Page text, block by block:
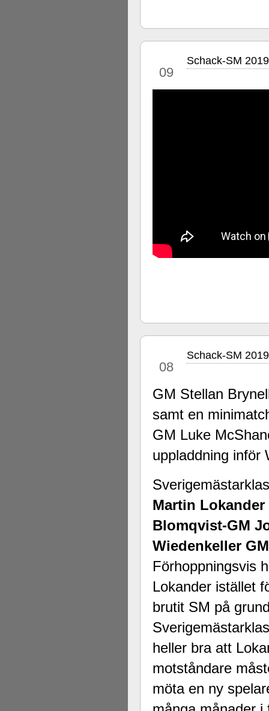
09
Schack-SM
08
Schack-SM
GM Stellan
samt en
GM Luke
uppladdning inför
Martin
Blomqvist-GM
Wiedenkeller
Förhoppningsvis
Lokander istället
brutit SM på
heller bra att
motståndare
möta en ny